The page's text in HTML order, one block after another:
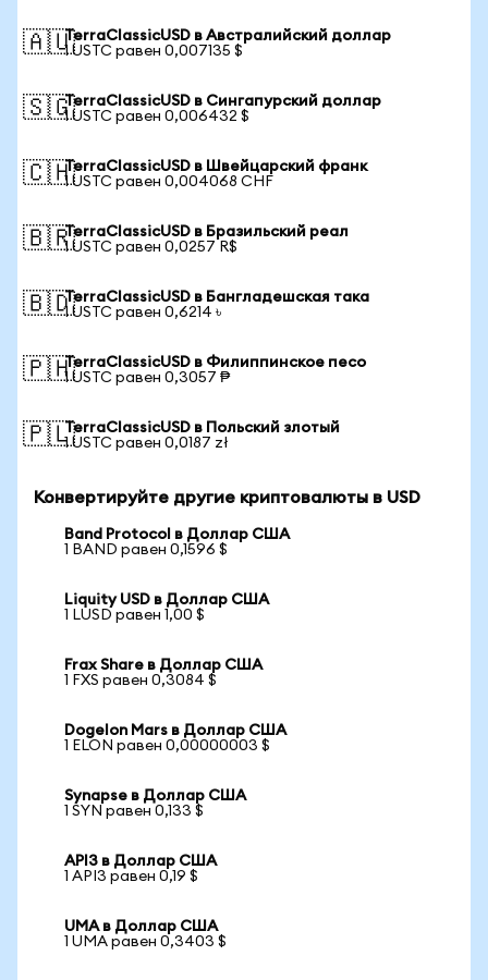
🇦🇺TerraClassicUSD в Австралийский доллар
1 USTC равен 0,007135 $
🇸🇬TerraClassicUSD в Сингапурский доллар
1 USTC равен 0,006432 $
🇨🇭TerraClassicUSD в Швейцарский франк
1 USTC равен 0,004068 CHF
🇧🇷TerraClassicUSD в Бразильский реал
1 USTC равен 0,0257 R$
🇧🇩TerraClassicUSD в Бангладешская така
1 USTC равен 0,6214 ৳
🇵🇭TerraClassicUSD в Филиппинское песо
1 USTC равен 0,3057 ₱
🇵🇱TerraClassicUSD в Польский злотый
1 USTC равен 0,0187 zł
Конвертируйте другие криптовалюты в USD
Band Protocol в Доллар США
1 BAND равен 0,1596 $
Liquity USD в Доллар США
1 LUSD равен 1,00 $
Frax Share в Доллар США
1 FXS равен 0,3084 $
Dogelon Mars в Доллар США
1 ELON равен 0,00000003 $
Synapse в Доллар США
1 SYN равен 0,133 $
API3 в Доллар США
1 API3 равен 0,19 $
UMA в Доллар США
1 UMA равен 0,3403 $